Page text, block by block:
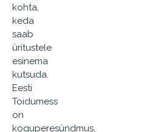
kohta,
keda
saab
üritustele
esinema
kutsuda.
Eesti
Toidumess
on
koguperesündmus,